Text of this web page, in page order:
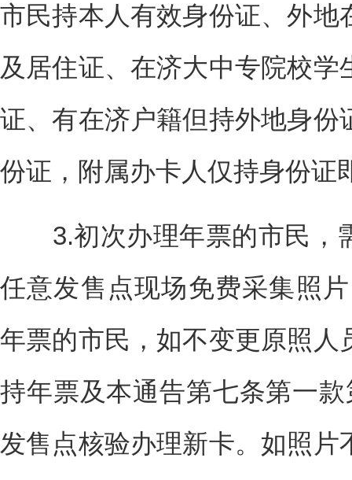
市民持本人有效身份证、外地
及居住证、在济大中专院校
证、有在济户籍但持外地身份
份证，附属办卡人仅持身份证
3.初次办理年票的市民，
任意发售点现场免费采集照
年票的市民，如不变更原照人
持年票及本通告第七条第一
发售点核验办理新卡。如照